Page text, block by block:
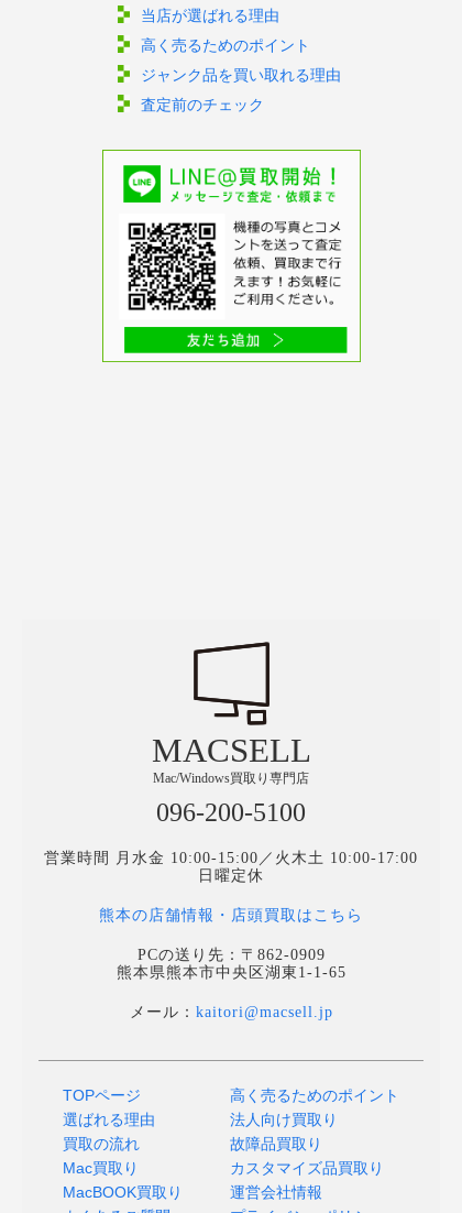
当店が選ばれる理由
高く売るためのポイント
ジャンク品を買い取れる理由
査定前のチェック
MACSELL
Mac/Windows買取り専門店
096-200-5100
営業時間 月水金 10:00-15:00／火木土 10:00-17:00
日曜定休
熊本の店舗情報・店頭買取はこちら
PCの送り先：〒862-0909
熊本県熊本市中央区湖東1-1-65
メール： kaitori@macsell.jp
TOPページ
選ばれる理由
買取の流れ
Mac買取り
MacBOOK買取り
高く売るためのポイント
法人向け買取り
故障品買取り
カスタマイズ品買取り
運営会社情報